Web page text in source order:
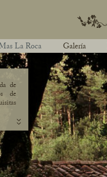
La Roca Galería
de
de